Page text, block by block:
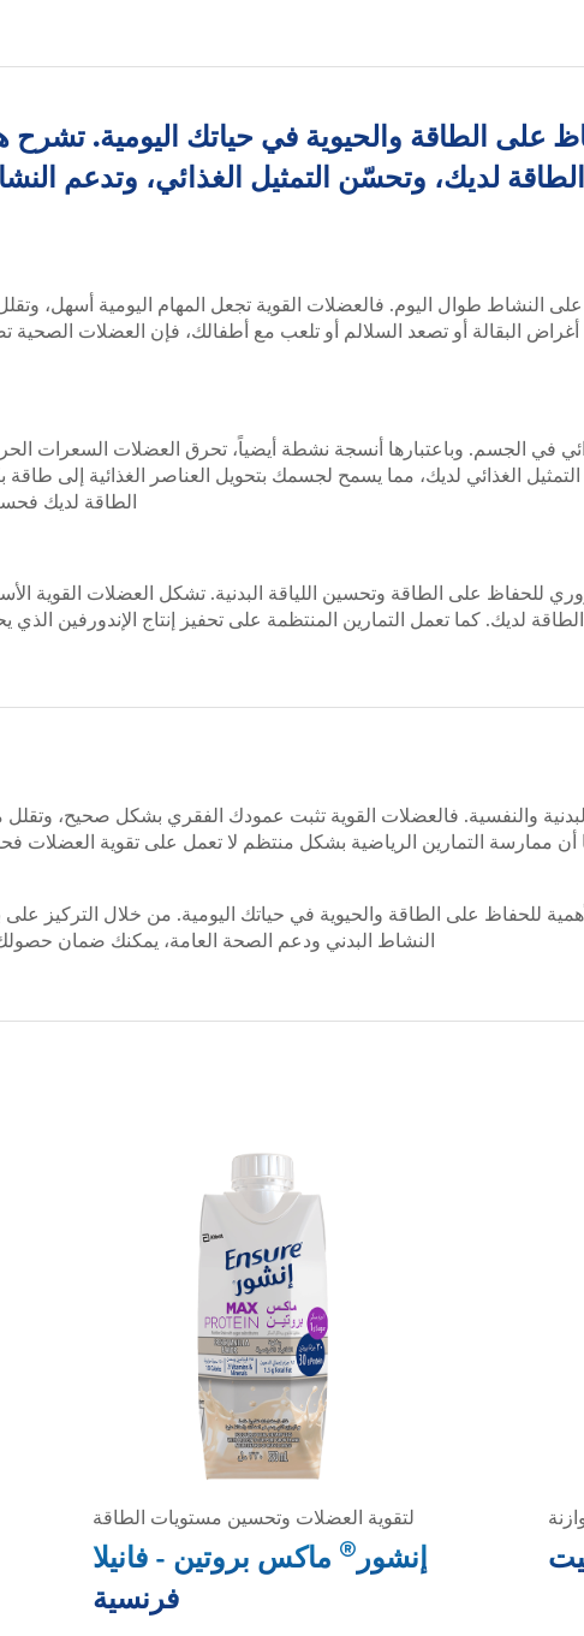
على الطاقة والحيوية في حياتك اليومية.
لديك، وتحسّن التمثيل الغذائي، وتدعم
النشاط طوال اليوم. فالعضلات القوية تجعل المهام اليومية أسهل،
البقالة أو تصعد السلالم أو تلعب مع أطفالك، فإن العضلات الصحية
في الجسم. وباعتبارها أنسجة نشطة أيضياً، تحرق العضلات السعرات
الغذائي لديك، مما يسمح لجسمك بتحويل العناصر الغذائية إلى طاقة
الطاقة لديك
على الطاقة وتحسين اللياقة البدنية. تشكل العضلات القوية
لديك. كما تعمل التمارين المنتظمة على تحفيز إنتاج الإندورفين
والنفسية. فالعضلات القوية تثبت عمودك الفقري بشكل صحيح، وتقلل
أن ممارسة التمارين الرياضية بشكل منتظم لا تعمل على تقوية
للحفاظ على الطاقة والحيوية في حياتك اليومية. من خلال التركيز على
النشاط البدني ودعم الصحة العامة، يمكنك ضمان
لتقوية العضلات وتحسين مستويات الطاقة
إنشور ® ماكس بروتين - فانيلا
فرنسية